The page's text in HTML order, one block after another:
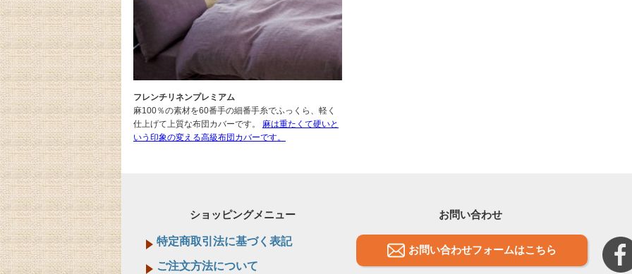
フレンチリネンプレミアム
麻100％の素材を60番手の細番手糸でふっくら、軽く
仕上げて上質な布団カバーです。 麻は重たくて硬いと
いう印象の変える高級布団カバーです。
ショッピングメニュー
特定商取引法に基づく表記
ご注文方法について
お問い合わせ
お問い合わせフォームはこちら